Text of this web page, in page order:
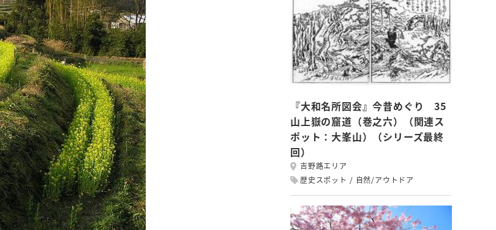
『大和名所図会』今昔めぐり 35
山上嶽の窟道（巻之六）（関連ス
ポット：大峯山）（シリーズ最終
回）
吉野路エリア
歴史スポット
自然/アウトドア